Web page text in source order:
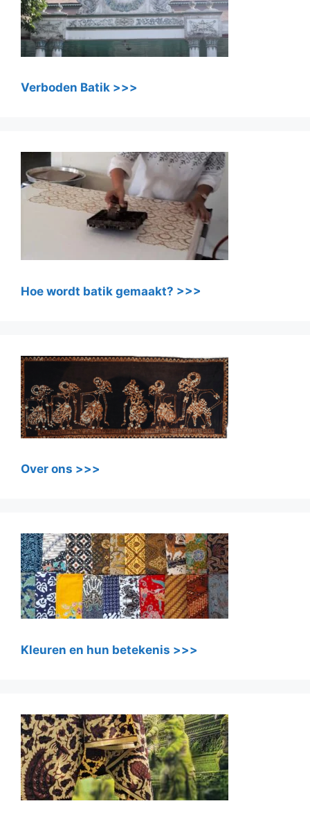
Verboden Batik >>>
Hoe wordt batik gemaakt? >>>
Over ons >>>
Kleuren en hun betekenis >>>